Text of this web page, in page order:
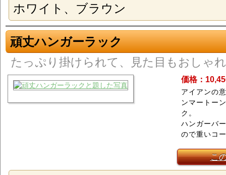
ホワイト、ブラウン
頑丈ハンガーラック
たっぷり掛けられて、見た目もおしゃ
価格：
アイアンの
ンマートー
ク。
ハンガーバ
ので重いコ
こ